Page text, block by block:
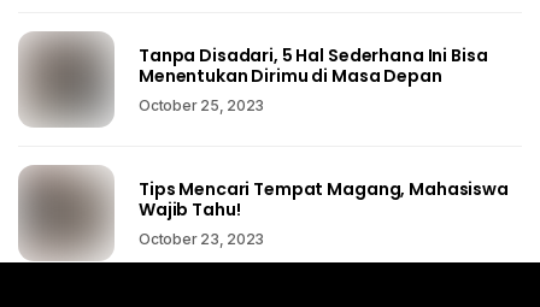
Tanpa Disadari, 5 Hal Sederhana Ini Bisa
Menentukan Dirimu di Masa Depan
October 25, 2023
Tips Mencari Tempat Magang, Mahasiswa
Wajib Tahu!
October 23, 2023